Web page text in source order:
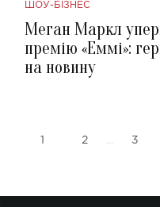
ШОУ-БІЗНЕС
Меган Маркл
премію «Еммі»:
на новину
2 3